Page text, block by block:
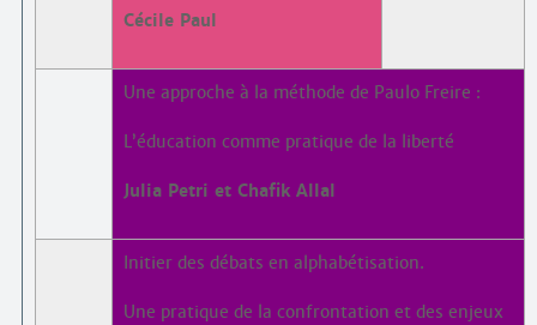
Cécile Paul
Une approche à la méthode de Paulo Freire :
L’éducation comme pratique de la liberté
Julia Petri et Chafik Allal
Initier des débats en alphabétisation.
Une pratique de la confrontation et des enjeux